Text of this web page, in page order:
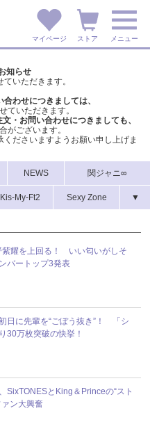
マイページ ストア メニュー
知らせ
いただきます。
わせにつきましては、
ていただきます。
・ お問い合わせにつきましても、
がございます。
くださいますようお願い申し上げま
NEWS 関ジャニ∞
Kis-My-Ft2 Sexy Zone ▼
紫耀を上回る！ いい匂いがしそ
バートップ3発表
日に先輩を“ごぼう抜き”！ 「シ
30万枚突破の快挙！
SixTONESとKing＆Princeの“スト
ン大興奮